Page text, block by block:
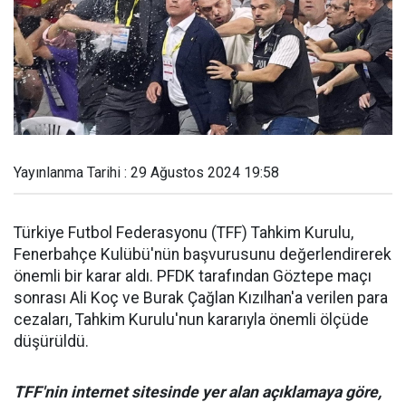
Yayınlanma Tarihi : 29 Ağustos 2024 19:58
Türkiye Futbol Federasyonu (TFF) Tahkim Kurulu,
Fenerbahçe Kulübü'nün başvurusunu değerlendirerek
önemli bir karar aldı. PFDK tarafından Göztepe maçı
sonrası Ali Koç ve Burak Çağlan Kızılhan'a verilen para
cezaları, Tahkim Kurulu'nun kararıyla önemli ölçüde
düşürüldü.
TFF'nin internet sitesinde yer alan açıklamaya göre,